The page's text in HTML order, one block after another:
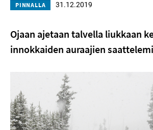
PINNALLA 31.12.2019
Ojaan ajetaan talvella liukkaan
innokkaiden auraajien